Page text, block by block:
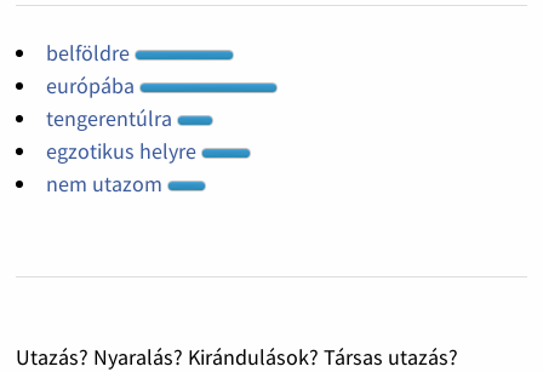
belföldre
európába
tengerentúlra
egzotikus helyre
nem utazom
Utazás? Nyaralás? Kirándulások? Társas utazás?